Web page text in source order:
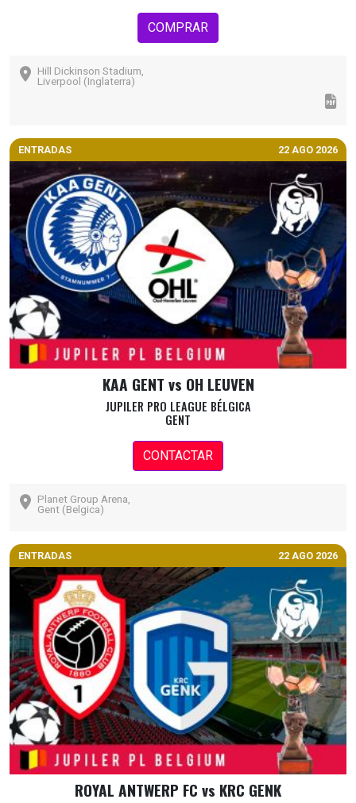
COMPRAR
Hill Dickinson Stadium,
Liverpool (Inglaterra)
ENTRADAS 22 AGO 2026
KAA GENT vs OH LEUVEN
JUPILER PRO LEAGUE BÉLGICA
GENT
CONTACTAR
Planet Group Arena,
Gent (Belgica)
ENTRADAS 22 AGO 2026
ROYAL ANTWERP FC vs KRC GENK